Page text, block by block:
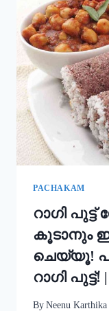
|
PACHAKAM
റാഗി
കൂടാനും
ചെയ്യൂ!
റാഗി പുട്ട്! |
By Neenu Karthika